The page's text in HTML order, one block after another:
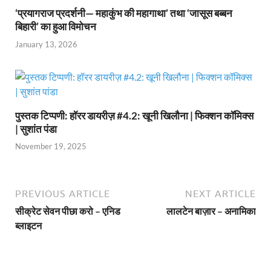
‘प्रयागराज प्रदर्शनी— महाकुंभ की महागाथा’ तथा ‘जासूस बब्बन
बिहारी’ का हुआ विमोचन
January 13, 2026
पुस्तक टिप्पणी: हॉरर डायरीज़ #4.2: खूनी खिलौना | फिक्शन कॉमिक्स
| सुशांत पंडा
November 19, 2025
PREVIOUS ARTICLE
सीक्रेट सेवन पीछा करो – एनिड
ब्लाइटन
NEXT ARTICLE
लालटेन बाज़ार – अनामिका